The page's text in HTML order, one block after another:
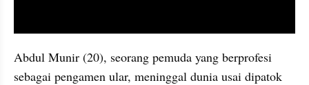
Abdul Munir (20), seorang pemuda yang berprofesi
sebagai pengamen ular, meninggal dunia usai dipatok